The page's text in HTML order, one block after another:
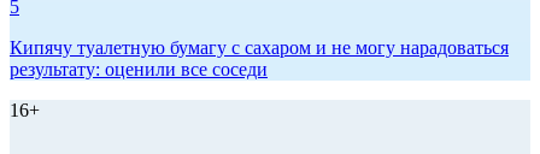
5
Кипячу туалетную бумагу с сахаром и не могу нарадоваться
результату: оценили все соседи
16+